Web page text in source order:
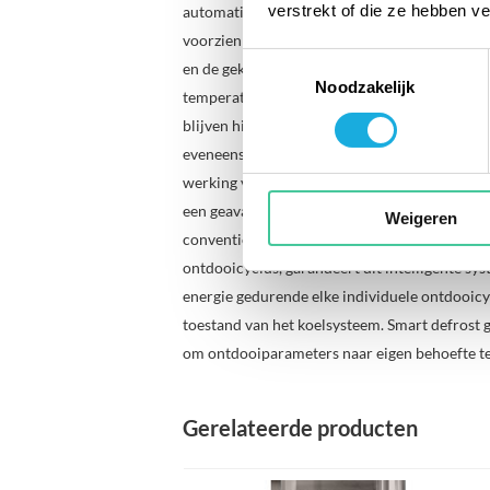
verstrekt of die ze hebben
Noodzakelijk
Weigeren
automatische ontdooisysteem. De
voorzien van een extra geïsoleerde
en de gekoelde opslagruimte. Dit voorkomt
temperatuur in de opslagruimte tijdens een
blijven hierdoor tot een minimum beperkt.
eveneens verwarmd om eventuele ijsvorming
werking van het koelsysteem te garanderen.
een geavanceerd automatisch
conventionele ontdooisystemen waar de
ontdooicyclus, garandeert dit intelligente
energie gedurende elke individuele
toestand van het koelsysteem. Smart defrost
om ontdooiparameters naar eigen behoefte te
Gerelateerde producten